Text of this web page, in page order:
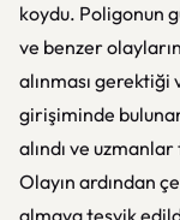
koydu. Poligonun
ve benzer
alınması
girişiminde
alındı ve
Olayın ardından
almaya teşvik